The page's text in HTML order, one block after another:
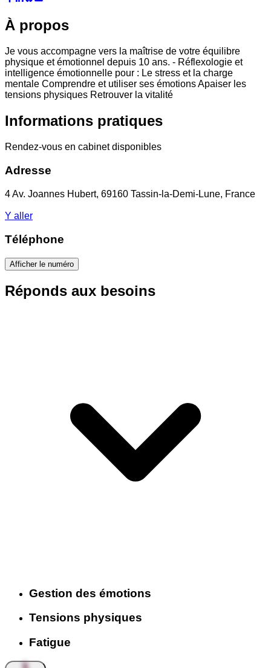
À propos
Je vous accompagne vers la maîtrise de votre équilibre
physique et émotionnel depuis 10 ans. - Réflexologie et
intelligence émotionnelle pour : Le stress et la charge
mentale Comprendre et utiliser ses émotions Apaiser les
tensions physiques Retrouver la vitalité
Informations pratiques
Rendez-vous en cabinet disponibles
Adresse
4 Av. Joannes Hubert, 69160 Tassin-la-Demi-Lune, France
Y aller
Téléphone
Afficher le numéro
Réponds aux besoins
Gestion des émotions
Tensions physiques
Fatigue